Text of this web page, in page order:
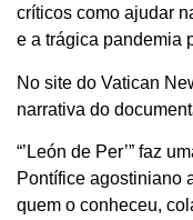
críticos como ajudar
e a trágica pandemia
No site do Vatican
narrativa do
“’León de Per’” faz
Pontífice agostiniano
quem o conheceu,